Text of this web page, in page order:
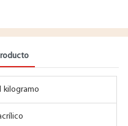
kilogramo